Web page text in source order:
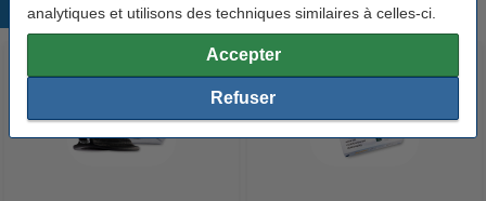
analytiques et utilisons des techniques similaires à celles-ci.
Accepter
Refuser
Produits populaires